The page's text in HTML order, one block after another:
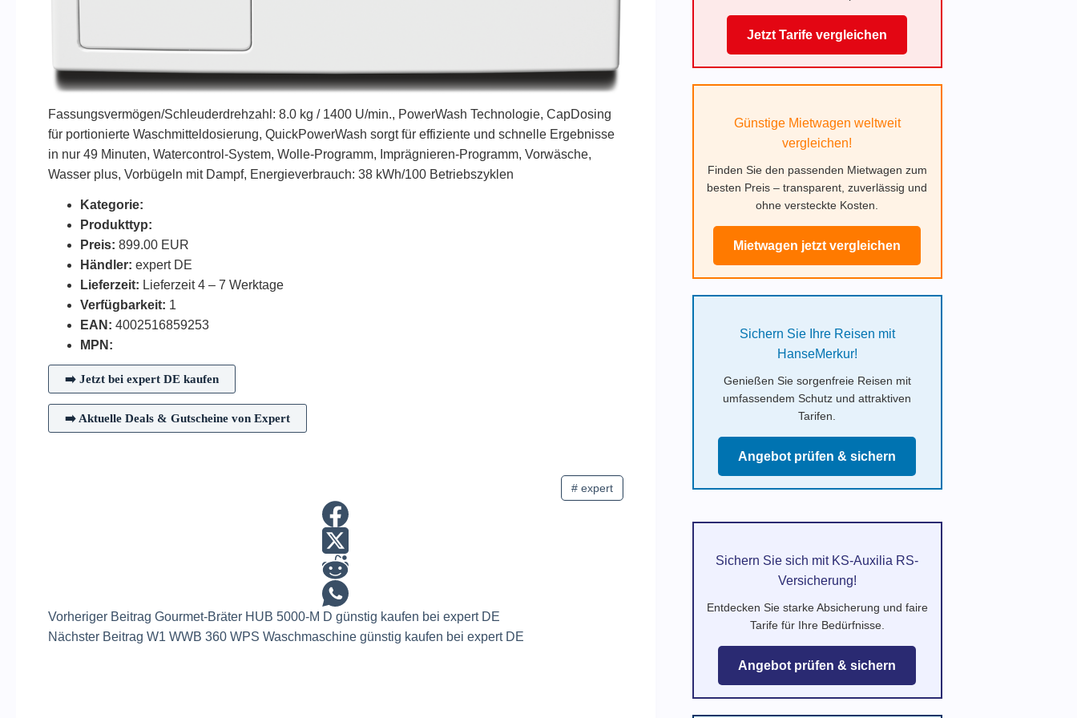
Fassungsvermögen/Schleuderdrehzahl: 8.0 kg / 1400 U/min., PowerWash Technologie, CapDosing
für portionierte Waschmitteldosierung, QuickPowerWash sorgt für effiziente und schnelle Ergebnisse
in nur 49 Minuten, Watercontrol-System, Wolle-Programm, Imprägnieren-Programm, Vorwäsche,
Wasser plus, Vorbügeln mit Dampf, Energieverbrauch: 38 kWh/100 Betriebszyklen
Kategorie:
Produkttyp:
Preis: 899.00 EUR
Händler: expert DE
Lieferzeit: Lieferzeit 4 – 7 Werktage
Verfügbarkeit: 1
EAN: 4002516859253
MPN:
➡️ Jetzt bei expert DE kaufen
➡️ Aktuelle Deals & Gutscheine von Expert
#expert
Vorheriger Beitrag Gourmet-Bräter HUB 5000-M D günstig kaufen bei expert DE
Nächster Beitrag W1 WWB 360 WPS Waschmaschine günstig kaufen bei expert DE
Jetzt Tarife vergleichen
Günstige Mietwagen weltweit
vergleichen!
Finden Sie den passenden Mietwagen zum
besten Preis – transparent, zuverlässig und
ohne versteckte Kosten.
Mietwagen jetzt vergleichen
Sichern Sie Ihre Reisen mit
HanseMerkur!
Genießen Sie sorgenfreie Reisen mit
umfassendem Schutz und attraktiven
Tarifen.
Angebot prüfen & sichern
Sichern Sie sich mit KS-Auxilia RS-
Versicherung!
Entdecken Sie starke Absicherung und faire
Tarife für Ihre Bedürfnisse.
Angebot prüfen & sichern